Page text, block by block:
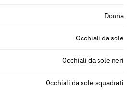
donna
Occhiali da sole
Occhiali da sole neri
Occhiali da sole squadrati